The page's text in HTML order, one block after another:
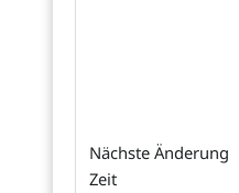
Nächste Änderung
Zeit